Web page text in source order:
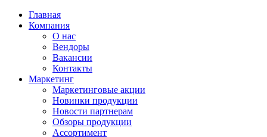
Главная
Компания
О нас
Вендоры
Вакансии
Контакты
Маркетинг
Маркетинговые акции
Новинки продукции
Новости партнерам
Обзоры продукции
Ассортимент